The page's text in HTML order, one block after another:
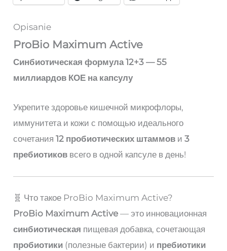
Opisanie
ProBio Maximum Active
Синбиотическая формула 12+3 — 55
миллиардов КОЕ на капсулу
Укрепите здоровье кишечной микрофлоры,
иммунитета и кожи с помощью идеального
сочетания12 пробиотических штаммов и3
пребиотиков всего в одной капсуле в день!
🧬 Что такое ProBio Maximum Active?
ProBio Maximum Active — это инновационная
синбиотическая пищевая добавка, сочетающая
пробиотики (полезные бактерии) и пребиотики